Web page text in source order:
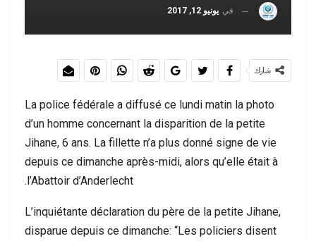
في يونيو 12, 2017
شارك
La police fédérale a diffusé ce lundi matin la photo
d’un homme concernant la disparition de la petite
Jihane, 6 ans. La fillette n’a plus donné signe de vie
depuis ce dimanche après-midi, alors qu’elle était à
l’Abattoir d’Anderlecht.
L’inquiétante déclaration du père de la petite Jihane,
disparue depuis ce dimanche: “Les policiers disent